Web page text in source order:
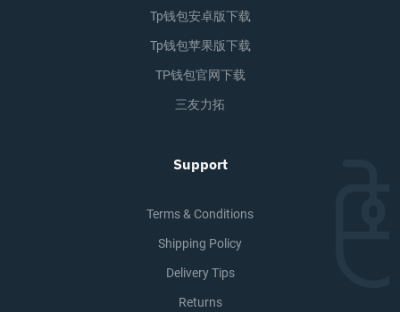
Tp钱包安卓版下载
Tp钱包苹果版下载
TP钱包官网下载
三友力拓
Support
Terms & Conditions
Shipping Policy
Delivery Tips
Returns